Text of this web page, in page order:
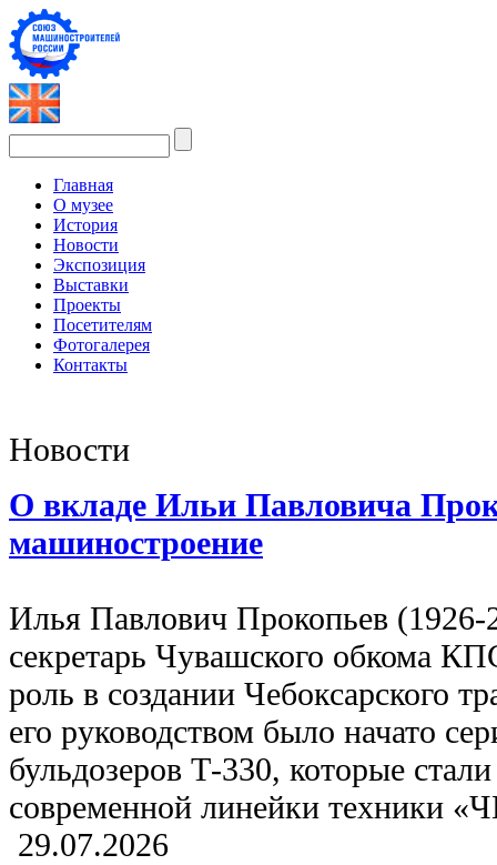
Главная
О музее
История
Новости
Экспозиция
Выставки
Проекты
Посетителям
Фотогалерея
Контакты
Новости
О вкладе Ильи Павловича
машиностроение
Илья Павлович Прокопьев
секретарь Чувашского обкома
роль в создании Чебоксарского
его руководством было начато
бульдозеров Т-330, которые
современной линейки техники
29.07.2026